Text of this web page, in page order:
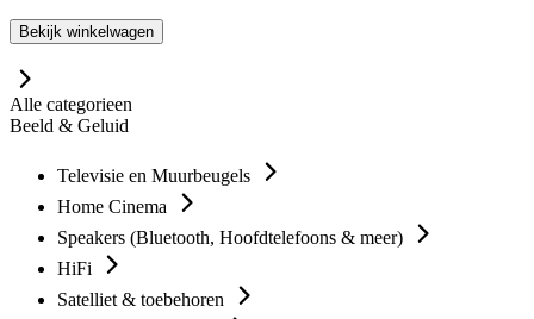
Bekijk winkelwagen
Alle categorieen
Beeld & Geluid
Televisie en Muurbeugels
Home Cinema
Speakers (Bluetooth, Hoofdtelefoons & meer)
HiFi
Satelliet & toebehoren